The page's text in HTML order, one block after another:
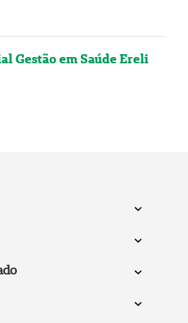
Gestão em Saúde Ereli